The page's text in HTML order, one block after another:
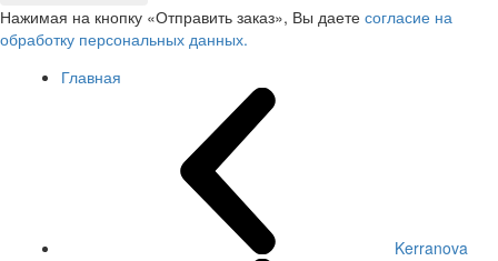
Нажимая на кнопку «Отправить заказ», Вы даете согласие на
обработку персональных данных.
Главная
Kerranova